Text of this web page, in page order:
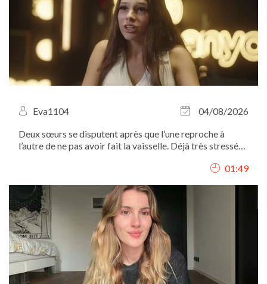
Eva1104
04/08/2026
Deux sœurs se disputent après que l’une reproche à
l’autre de ne pas avoir fait la vaisselle. Déjà très stressée
01:49